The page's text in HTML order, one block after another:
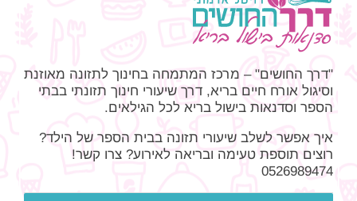
"דרך החושים" – מרכז המתמחה בחינוך לתזונה מאוזנת
וסיגול אורח חיים בריא, דרך שיעורי חינוך תזונתי בבתי
הספר וסדנאות בישול בריא לכל הגילאים.
איך אפשר לשלב שיעורי תזונה בבית הספר של הילד?
רוצים תוספת טעימה ובריאה לאירוע? צרו קשר!
0526989474